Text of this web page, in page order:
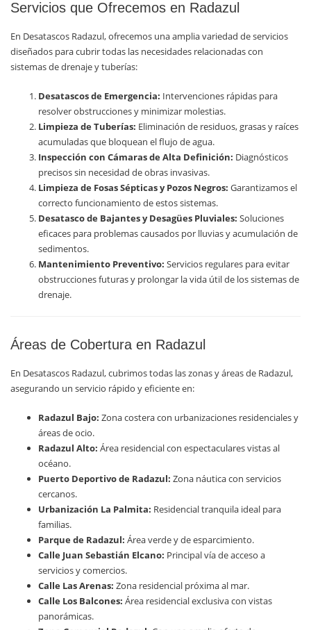
Servicios que Ofrecemos en Radazul
En Desatascos Radazul, ofrecemos una amplia variedad de servicios
diseñados para cubrir todas las necesidades relacionadas con
sistemas de drenaje y tuberías:
Desatascos de Emergencia: Intervenciones rápidas para
resolver obstrucciones y minimizar molestias.
Limpieza de Tuberías: Eliminación de residuos, grasas y raíces
acumuladas que bloquean el flujo de agua.
Inspección con Cámaras de Alta Definición: Diagnósticos
precisos sin necesidad de obras invasivas.
Limpieza de Fosas Sépticas y Pozos Negros: Garantizamos el
correcto funcionamiento de estos sistemas.
Desatasco de Bajantes y Desagües Pluviales: Soluciones
eficaces para problemas causados por lluvias y acumulación de
sedimentos.
Mantenimiento Preventivo: Servicios regulares para evitar
obstrucciones futuras y prolongar la vida útil de los sistemas de
drenaje.
Áreas de Cobertura en Radazul
En Desatascos Radazul, cubrimos todas las zonas y áreas de Radazul,
asegurando un servicio rápido y eficiente en:
Radazul Bajo: Zona costera con urbanizaciones residenciales y
áreas de ocio.
Radazul Alto: Área residencial con espectaculares vistas al
océano.
Puerto Deportivo de Radazul: Zona náutica con servicios
cercanos.
Urbanización La Palmita: Residencial tranquila ideal para
familias.
Parque de Radazul: Área verde y de esparcimiento.
Calle Juan Sebastián Elcano: Principal vía de acceso a
servicios y comercios.
Calle Las Arenas: Zona residencial próxima al mar.
Calle Los Balcones: Área residencial exclusiva con vistas
panorámicas.